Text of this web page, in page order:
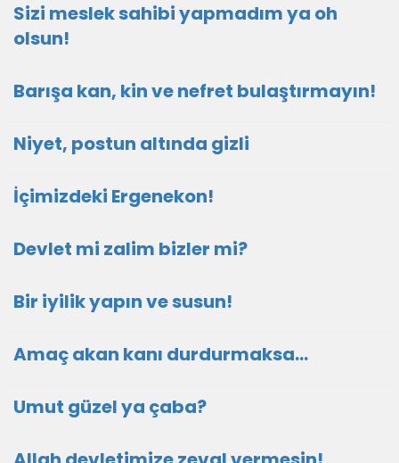
Sizi meslek sahibi yapmadım ya oh
olsun!
Barışa kan, kin ve nefret bulaştırmayın!
Niyet, postun altında gizli
İçimizdeki Ergenekon!
Devlet mi zalim bizler mi?
Bir iyilik yapın ve susun!
Amaç akan kanı durdurmaksa…
Umut güzel ya çaba?